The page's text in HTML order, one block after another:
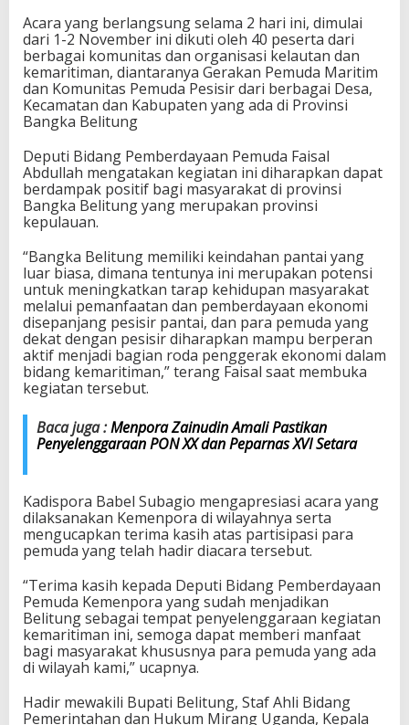
g
i
a
t
a
n
K
e
n
p
o
d
i
P
e
n
i
n
g
t
a
o
n
o
m
B
i
d
a
n
e
Acara yang berlangsung selama 2 hari ini, dimulai
dari 1-2 November ini dikuti oleh 40 peserta dari
berbagai komunitas dan organisasi kelautan dan
kemaritiman, diantaranya Gerakan Pemuda Maritim
dan Komunitas Pemuda Pesisir dari berbagai Desa,
Kecamatan dan Kabupaten yang ada di Provinsi
Bangka Belitung
Deputi Bidang Pemberdayaan Pemuda Faisal
Abdullah mengatakan kegiatan ini diharapkan dapat
berdampak positif bagi masyarakat di provinsi
Bangka Belitung yang merupakan provinsi
kepulauan.
“Bangka Belitung memiliki keindahan pantai yang
luar biasa, dimana tentunya ini merupakan potensi
untuk meningkatkan tarap kehidupan masyarakat
melalui pemanfaatan dan pemberdayaan ekonomi
disepanjang pesisir pantai, dan para pemuda yang
dekat dengan pesisir diharapkan mampu berperan
aktif menjadi bagian roda penggerak ekonomi dalam
bidang kemaritiman,” terang Faisal saat membuka
kegiatan tersebut.
Baca juga :Menpora Zainudin Amali Pastikan
Penyelenggaraan PON XX dan Peparnas XVI Setara
Kadispora Babel Subagio mengapresiasi acara yang
dilaksanakan Kemenpora di wilayahnya serta
mengucapkan terima kasih atas partisipasi para
pemuda yang telah hadir diacara tersebut.
“Terima kasih kepada Deputi Bidang Pemberdayaan
Pemuda Kemenpora yang sudah menjadikan
Belitung sebagai tempat penyelenggaraan kegiatan
kemaritiman ini, semoga dapat memberi manfaat
bagi masyarakat khususnya para pemuda yang ada
di wilayah kami,” ucapnya.
Hadir mewakili Bupati Belitung, Staf Ahli Bidang
Pemerintahan dan Hukum Mirang Uganda, Kepala